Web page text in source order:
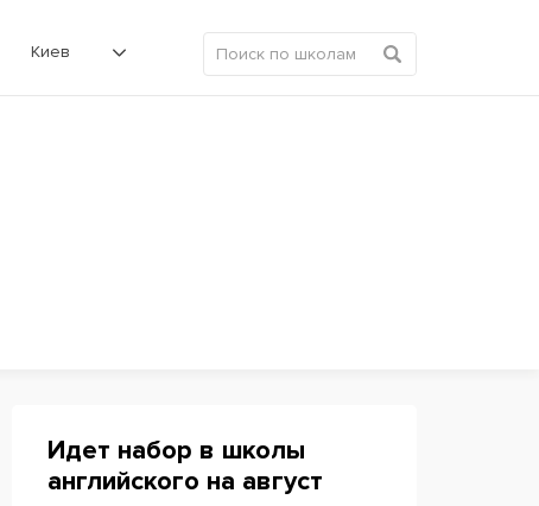
Киев
Идет набор в школы
английского на август